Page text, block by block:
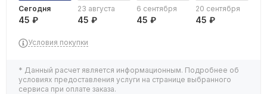
Сегодня
45 ₽
23 августа
45 ₽
6 сентября
45 ₽
20 сентября
45 ₽
Условия покупки
* Данный расчет является информационным. Подробнее об
условиях предоставления услуги на странице выбранного
сервиса при оплате заказа.